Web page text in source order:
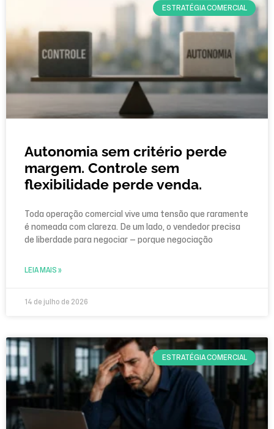
ESTRATÉGIA COMERCIAL
Autonomia sem critério perde
margem. Controle sem
flexibilidade perde venda.
Toda operação comercial vive uma tensão que raramente
é nomeada com clareza. De um lado, o vendedor precisa
de liberdade para negociar — porque negociação
LEIA MAIS »
14 de julho de 2026
ESTRATÉGIA COMERCIAL